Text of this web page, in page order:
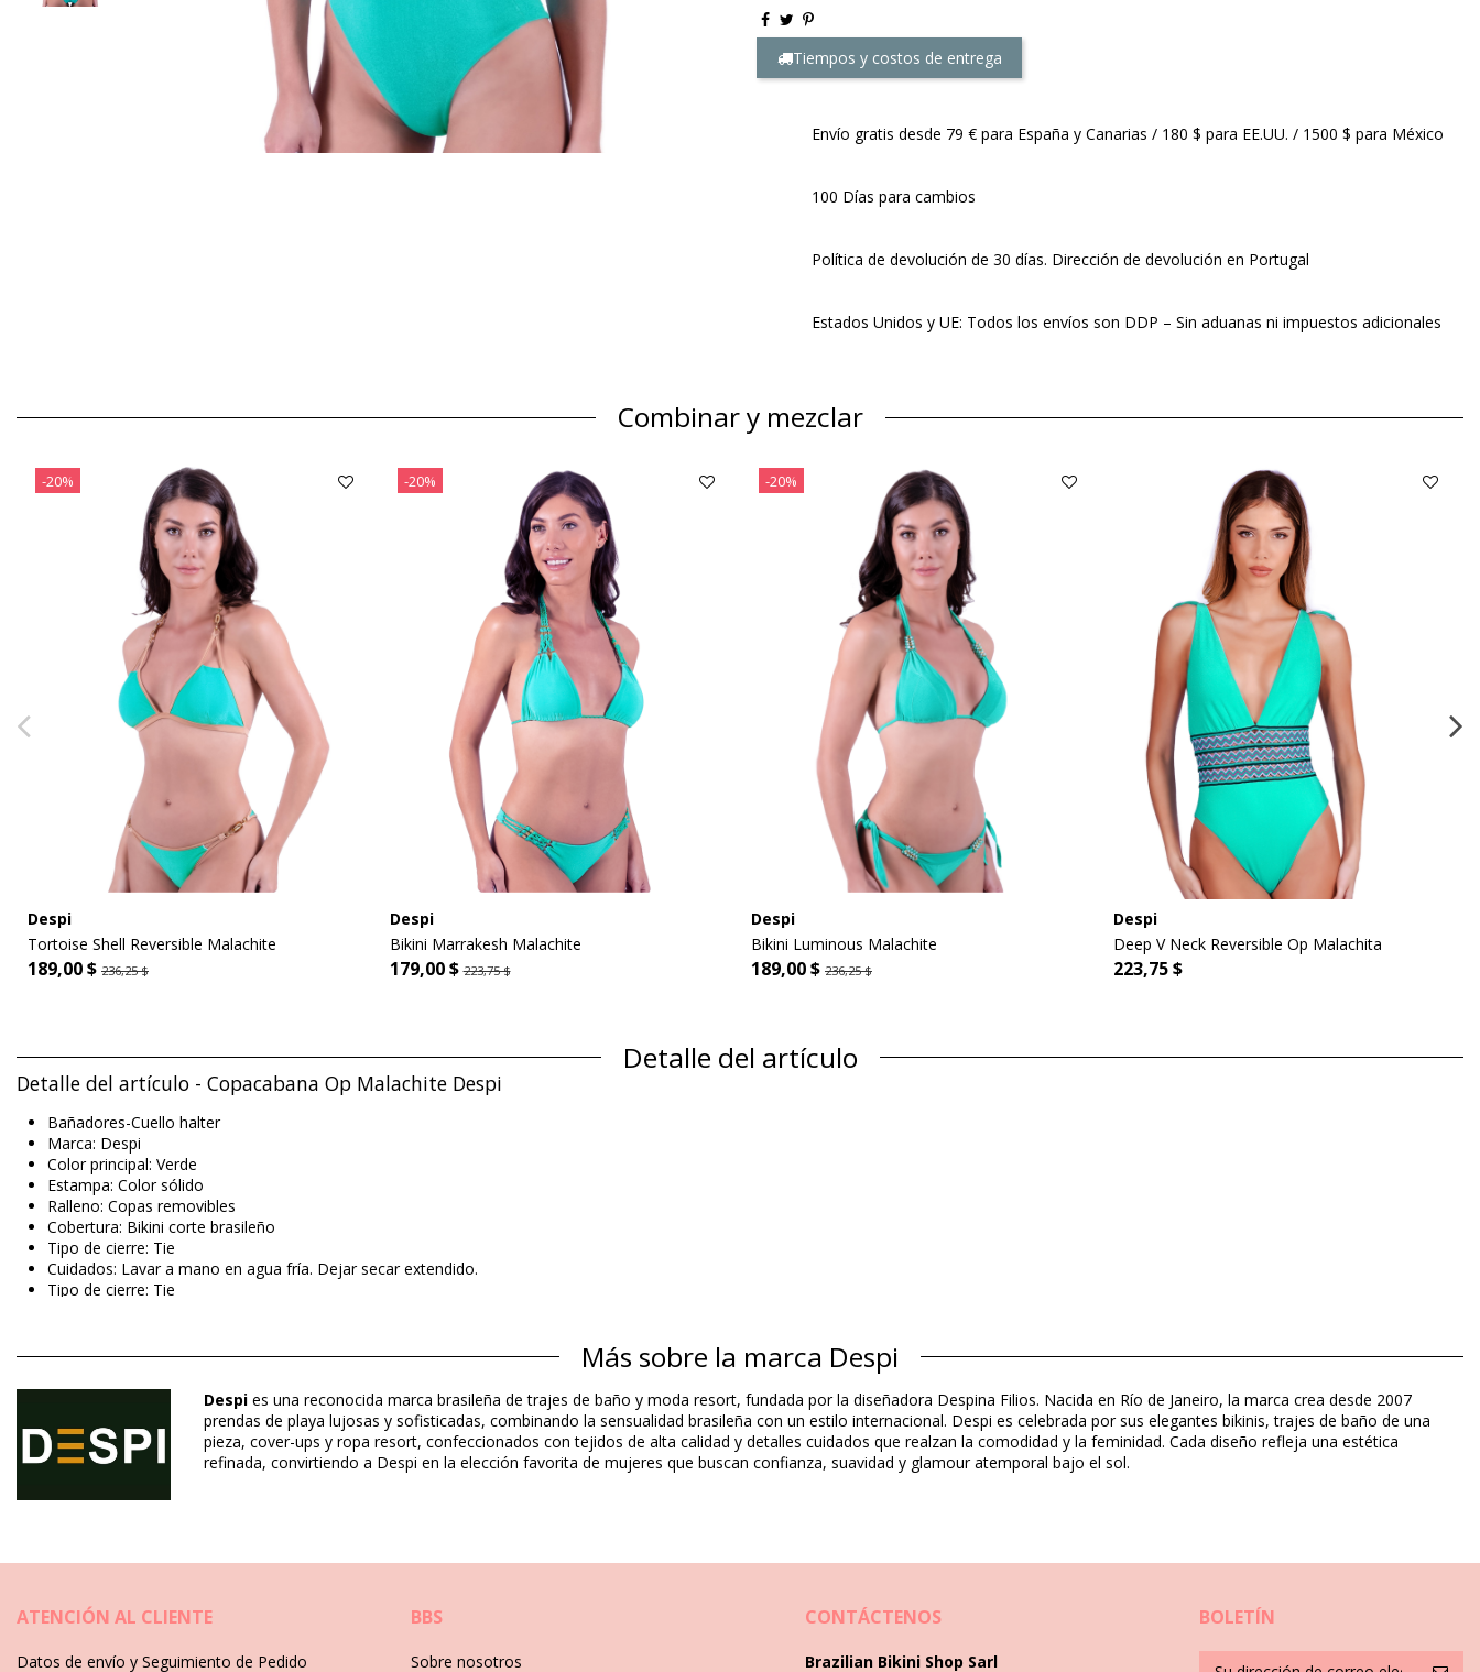
Tiempos y costos de entrega
Envío gratis desde 79 € para España y Canarias / 180 $ para EE.UU. / 1500 $ para México
100 Días para cambios
Política de devolución de 30 días. Dirección de devolución en Portugal
Estados Unidos y UE: Todos los envíos son DDP – Sin aduanas ni impuestos adicionales
Combinar y mezclar
-20%
Despi
Tortoise Shell Reversible Malachite
189,00 $ 236,25 $
-20%
Despi
Bikini Marrakesh Malachite
179,00 $223,75 $
-20%
Despi
Bikini Luminous Malachite
189,00 $ 236,25 $
Despi
Deep V Neck Reversible Op Malachita
223,75 $
Detalle del artículo
Detalle del artículo - Copacabana Op Malachite Despi
Bañadores-Cuello halter
Marca: Despi
Color principal: Verde
Estampa: Color sólido
Ralleno: Copas removibles
Cobertura: Bikini corte brasileño
Tipo de cierre: Tie
Cuidados: Lavar a mano en agua fría. Dejar secar extendido.
Tipo de cierre: Tie
Composición
Composición: 80% Polyamide, 20% Elastane
Revestimiento: 100% Polyamide
Información del producto
Departamento: Mujer, Bañadores
SKU: 1981123326
Referencia del proveedor: 3404BB-34
Peso: 115g / 0.25lb / 4.06oz
Más sobre la marca Despi
Despi es una reconocida marca brasileña de trajes de baño y moda resort, fundada por la diseñadora Despina Filios. Nacida en Río de Janeiro, la marca crea desde 2007
prendas de playa lujosas y sofisticadas, combinando la sensualidad brasileña con un estilo internacional. Despi es celebrada por sus elegantes bikinis, trajes de baño de una
pieza, cover-ups y ropa resort, confeccionados con tejidos de alta calidad y detalles cuidados que realzan la comodidad y la feminidad. Cada diseño refleja una estética
refinada, convirtiendo a Despi en la elección favorita de mujeres que buscan confianza, suavidad y glamour atemporal bajo el sol.
ATENCIÓN AL CLIENTE
Datos de envío y Seguimiento de Pedido
BBS
Sobre nosotros
CONTÁCTENOS
Brazilian Bikini Shop Sarl
BOLETÍN